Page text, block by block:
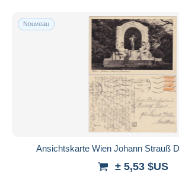
Nouveau
Ansichtskarte Wien Johann Strauß
± 5,53 $US